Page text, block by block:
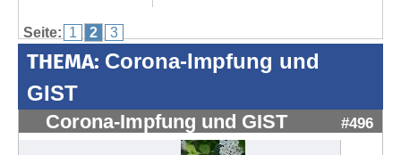
Seite: 1 2 3
THEMA: Corona-Impfung und
GIST
Corona-Impfung und GIST #496